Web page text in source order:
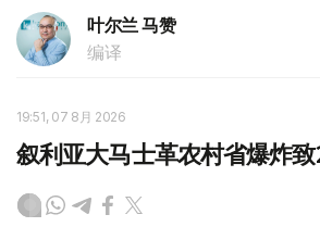
叶尔兰 马赞
编译
19:51, 07 8月 2026
叙利亚大马士革农村省爆炸致